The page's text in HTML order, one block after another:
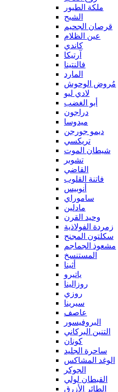
ملكة الطيور
الشبح
قرصان الجحيم
عين الظلام
كاندي
آرتيكا
فالنتينا
المارد
مُروض الوحوش
لادي ليو
أبو الغضب
دراجون
ميدوسا
ديمو جورجن
تريكسي
شيطان الموت
تشوبر
القاضي
فاتنة القلوب
أنوبيس
ساموراي
مادلين
وحيد القرن
زمردة الفولاذية
سكلتون المجنح
مشعوذ الجماجم
المستنسخ
أثينا
ياتيرو
روزالينا
روزي
سيرينا
عاصف
البروفيسور
التنين البركاني
كونان
ساحرة الجليد
الوغد المشاكس
الجوكر
القبطان لولي
الطائر الأزرق